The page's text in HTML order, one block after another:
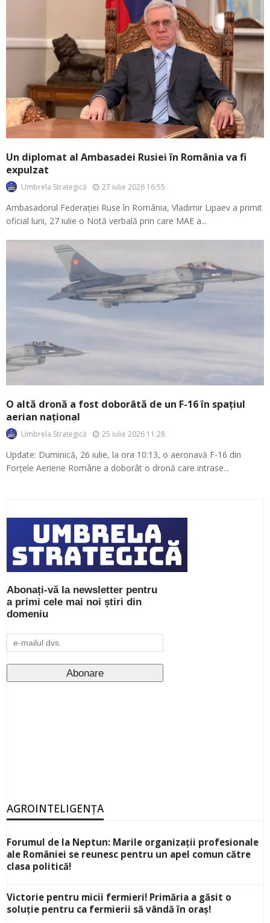
Un diplomat al Ambasadei Rusiei în România va fi
expulzat
Umbrela Strategică 27 iulie 2026 16:55
Ambasadorul Federației Ruse în România, Vladimir Lipaev a primit
oficial luni, 27 iulie o Notă verbală prin care MAE a...
O altă dronă a fost doborâtă de un F-16 în spațiul
aerian național
Umbrela Strategică 25 iulie 2026 11:28
Update: Duminică, 26 iulie, la ora 10:13, o aeronavă F-16 din
Forțele Aeriene Române a doborât o dronă care intrase...
Abonați-vă la newsletter pentru
a primi cele mai noi știri din
domeniu
AGROINTELIGENȚA
Forumul de la Neptun: Marile organizații profesionale
ale României se reunesc pentru un apel comun către
clasa politică!
Victorie pentru micii fermieri! Primăria a găsit o
soluție pentru ca fermierii să vândă în oraș!